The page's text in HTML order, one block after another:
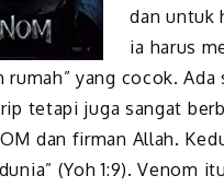
dan untuk
ia harus
rumah” yang cocok. Ada
tetapi juga sangat
dan firman Allah.
(Yoh 1:9). Venom